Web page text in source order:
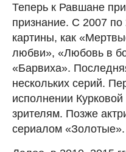
Теперь к Равшане
признание. С 2007 по
картины, как
любви», «Любовь в
«Барвиха».
нескольких серий.
исполнении
зрителям. Позже
сериалом «Золотые».